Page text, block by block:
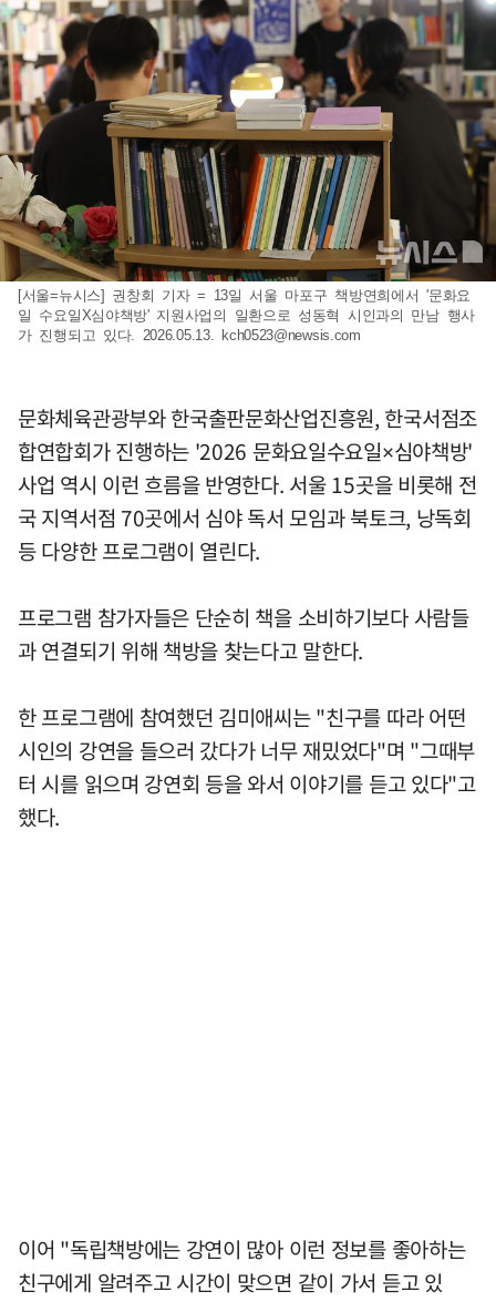
[서울=뉴시스] 권창회 기자 = 13일 서울 마포구 책방연희에서 '문화요
일 수요일X심야책방' 지원사업의 일환으로 성동혁 시인과의 만남 행사
가 진행되고 있다. 2026.05.13. kch0523@newsis.com
문화체육관광부와 한국출판문화산업진흥원, 한국서점조
합연합회가 진행하는 '2026 문화요일수요일×심야책방'
사업 역시 이런 흐름을 반영한다. 서울 15곳을 비롯해 전
국 지역서점 70곳에서 심야 독서 모임과 북토크, 낭독회
등 다양한 프로그램이 열린다.
프로그램 참가자들은 단순히 책을 소비하기보다 사람들
과 연결되기 위해 책방을 찾는다고 말한다.
한 프로그램에 참여했던 김미애씨는 "친구를 따라 어떤
시인의 강연을 들으러 갔다가 너무 재밌었다"며 "그때부
터 시를 읽으며 강연회 등을 와서 이야기를 듣고 있다"고
했다.
이어 "독립책방에는 강연이 많아 이런 정보를 좋아하는
친구에게 알려주고 시간이 맞으면 같이 가서 듣고 있